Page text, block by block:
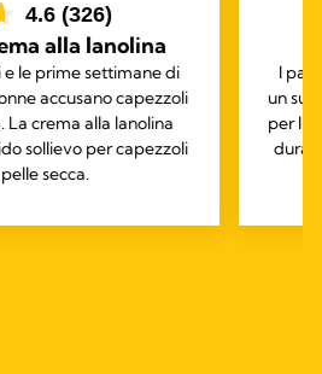
4.6 (326)
alla lanolina
le prime settimane di
accusano capezzoli
La crema alla lanolina
sollievo per capezzoli
secca.
I
un
per